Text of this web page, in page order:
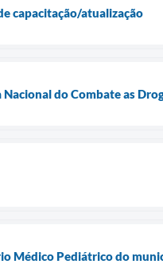
capacitação/atualização
do Combate as
Médico Pediátrico do